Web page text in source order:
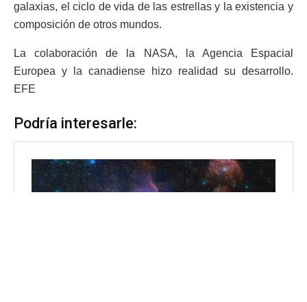
galaxias, el ciclo de vida de las estrellas y la existencia y
composición de otros mundos.
La colaboración de la NASA, la Agencia Espacial
Europea y la canadiense hizo realidad su desarrollo.
EFE
Podría interesarle: